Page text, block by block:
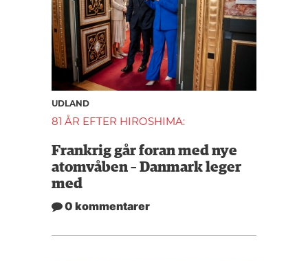
UDLAND
81 ÅR EFTER HIROSHIMA:
Frankrig går foran med nye
atomvåben – Danmark leger
med
0 kommentarer